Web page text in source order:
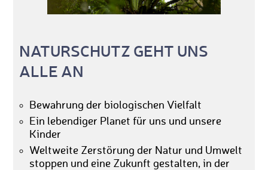
NATURSCHUTZ GEHT UNS
ALLE AN
Bewahrung der biologischen Vielfalt
Ein lebendiger Planet für uns und unsere
Kinder
Weltweite Zerstörung der Natur und Umwelt
stoppen und eine Zukunft gestalten, in der